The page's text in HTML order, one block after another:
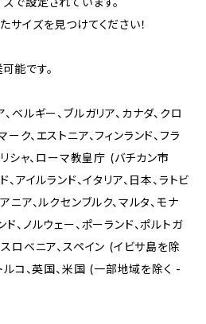
サイズを見つけてください！
能です。
ベルギー、ブルガリア、カナダ、クロ
ク、エストニア、フィンランド、フラ
シャ、ローマ教皇庁 (バチカン市
アイルランド、イタリア、日本、ラトビ
ニア、ルクセンブルク、マルタ、モナ
、ノルウェー、ポーランド、ポルトガ
スロベニア、スペイン (イビサ島を除
ルコ、英国、米国 (一部地域を除く -